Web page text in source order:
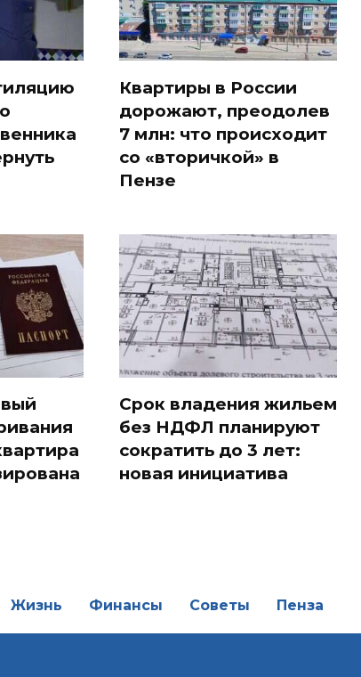
Квартиры в России
дорожают, преодолев
7 млн: что происходит
со «вторичкой» в
Пензе
Срок владения жильем
без НДФЛ планируют
сократить до 3 лет:
новая инициатива
Жизнь Финансы Советы Пенза